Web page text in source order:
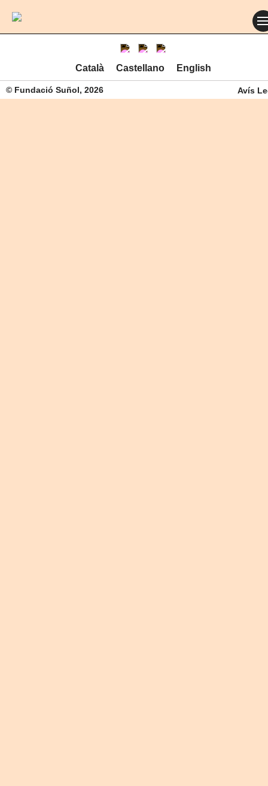
Català Castellano English
© Fundació Suñol, 2026 Avís